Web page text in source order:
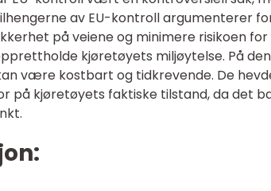
av EU-kontroll argumenterer
på veiene og minimere risikoen
kjøretøyets miljøytelse. På
være kostbart og tidkrevende. De
på kjøretøyets faktiske tilstand, da det